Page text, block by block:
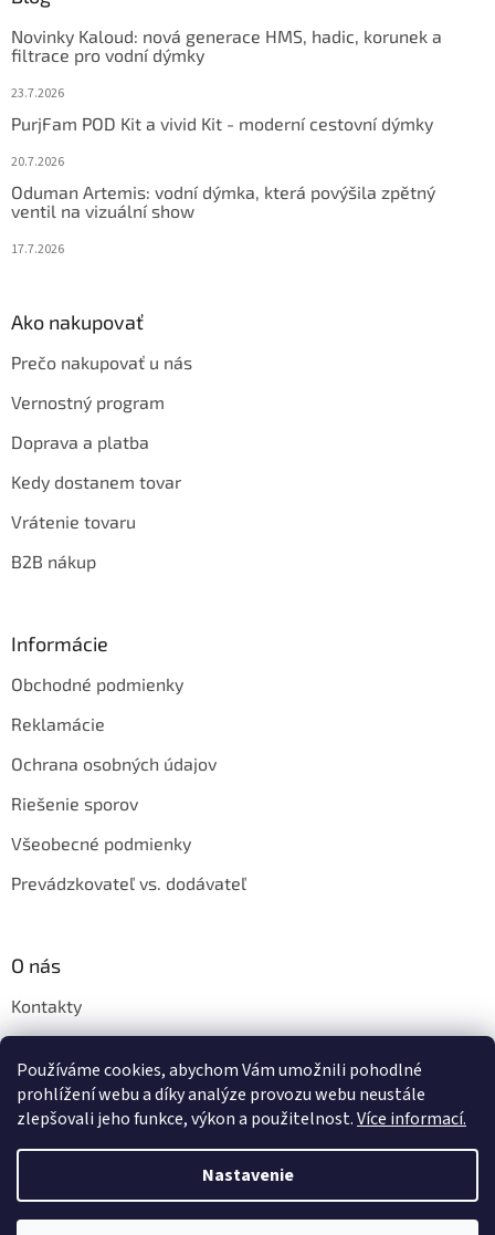
Používáme cookies, abychom Vám umožnili pohodlné
prohlížení webu a díky analýze provozu webu neustále
zlepšovali jeho funkce, výkon a použitelnost.Více informací.
Nastavenie
p
Novinky Kaloud: nová generace HMS, hadic, korunek a
filtrace pro vodní dýmky
23.7.2026
PurjFam POD Kit a vivid Kit - moderní cestovní dýmky
20.7.2026
Oduman Artemis: vodní dýmka, která povýšila zpětný
ventil na vizuální show
17.7.2026
Ako nakupovať
Prečo nakupovať u nás
Vernostný program
Doprava a platba
Kedy dostanem tovar
Vrátenie tovaru
B2B nákup
Informácie
Obchodné podmienky
Reklamácie
Ochrana osobných údajov
Riešenie sporov
Všeobecné podmienky
Prevádzkovateľ vs. dodávateľ
O nás
Kontakty
Napíšte nám
Vytvoril Shoptet